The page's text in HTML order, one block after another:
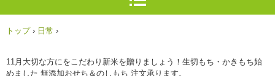
トップ › 日常 ›
11月大切な方にをこだわり新米を贈りましょう！生切もち・かきもち始
めました 無添加おせち＆のしもち 注文承ります。